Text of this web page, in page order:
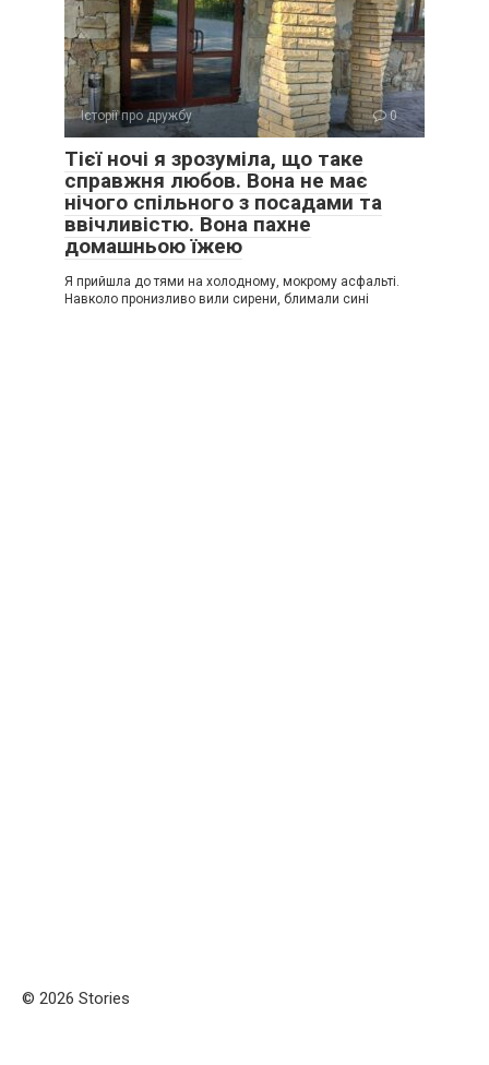
Історії про дружбу 0
Тієї ночі я зрозуміла, що таке
справжня любов. Вона не має
нічого спільного з посадами та
ввічливістю. Вона пахне
домашньою їжею
Я прийшла до тями на холодному, мокрому асфальті.
Навколо пронизливо вили сирени, блимали сині
© 2026 Stories